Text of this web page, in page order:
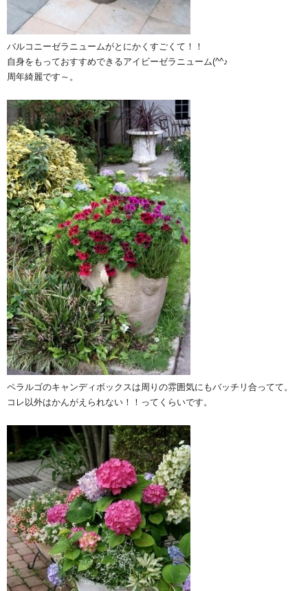
バルコニーゼラニュームがとにかくすごくて！！
自身をもっておすすめできるアイビーゼラニューム(^^♪
周年綺麗です～。
ペラルゴのキャンディボックスは周りの雰囲気にもバッチリ合ってて。
コレ以外はかんがえられない！！ってくらいです。